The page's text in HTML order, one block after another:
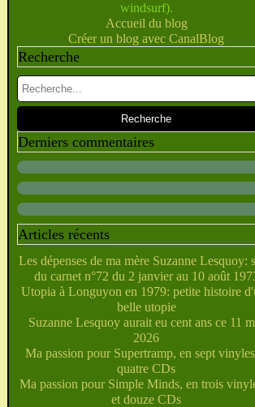
Février(10)
Janvier(14)
Mars(9)
Février(10)
Janvier(10)
Avril(5)
Mars(5)
Février(7)
Mai(10)
Avril(5)
Mars(6)
Janvier(6)
Juin(28)
Mai(28)
Avril(21)
Février(31)
Juillet(40)
Juin(27)
Mai(31)
Mars(38)
Janvier(35)
windsurf).
Accueil du blog
Créer un blog avec CanalBlog
Recherche
Derniers commentaires
Articles récents
Les dépenses de ma mère Suzanne Lesquoy:
du carnet n°72 du 2 janvier au 10 août
Utopia à Longuyon en 1979: petite histoire
belle utopie
Suzanne Lesquoy aurait eu cent ans ce 11
2026
Ma passion pour Supertramp, en sept
quatre CDs
Ma passion pour Simple Minds, en trois
et douze CDs